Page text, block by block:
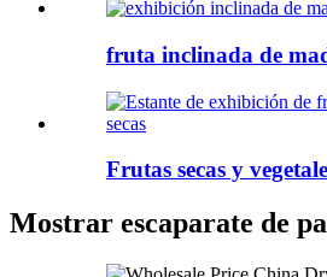
fruta inclinada de
Frutas secas y
Mostrar escaparate de